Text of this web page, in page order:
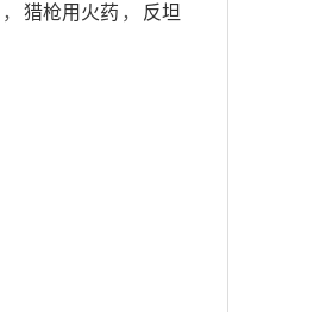
， 猎枪用火药 ，
反坦